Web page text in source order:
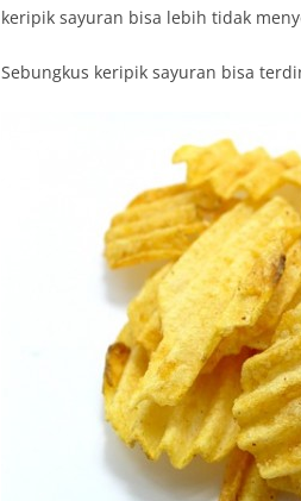
keripik sayuran bisa lebih tidak
Sebungkus keripik sayuran bisa